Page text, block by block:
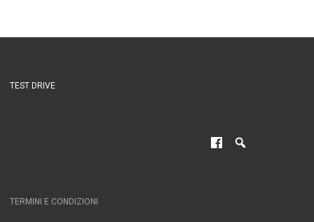
TEST DRIVE
TERMINI E CONDIZIONI